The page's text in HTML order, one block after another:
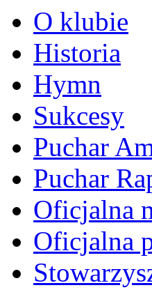
O klubie
Historia
Hymn
Sukcesy
Puchar
Puchar
Oficjalna
Oficjalna